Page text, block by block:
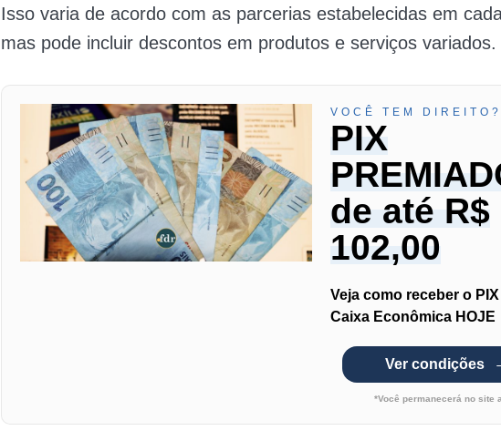
Isso varia de acordo com as parcerias estabelecidas em
mas pode incluir descontos em produtos e serviços variados.
VOCÊ TEM DIREITO?
PIX
de até R$
102,00
Veja como receber o
Caixa Econômica HOJE
Ver condições
*Você permanecerá no site